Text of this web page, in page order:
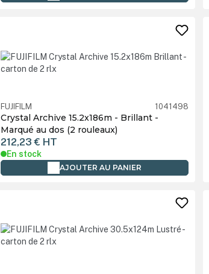
FUJIFILM 1041498
Crystal Archive 15.2x186m - Brillant -
Marqué au dos (2 rouleaux)
212,23 € HT
En stock
AJOUTER AU PANIER